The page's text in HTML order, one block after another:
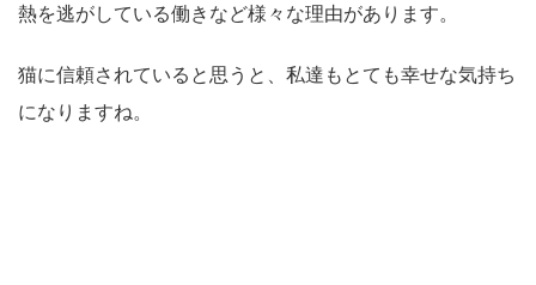
熱を逃がしている働きなど様々な理由があります。
猫に信頼されていると思うと、私達もとても幸せな気持ち
になりますね。